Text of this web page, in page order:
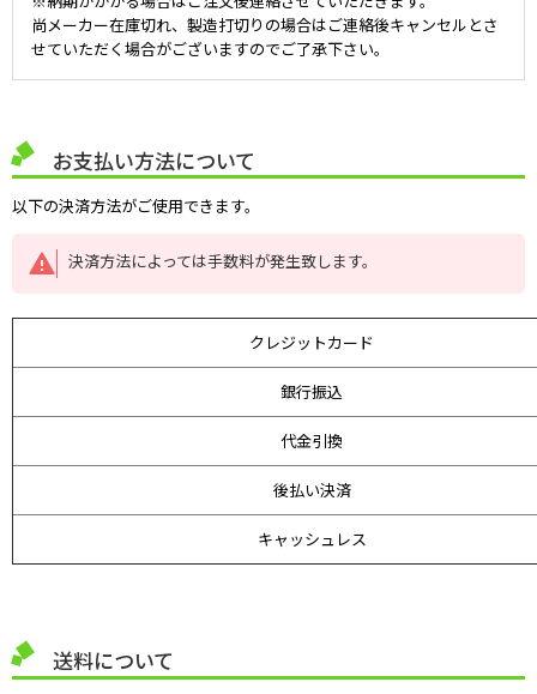
尚メーカー在庫切れ、製造打切りの場合はご連絡後キャンセルとさ
せていただく場合がございますのでご了承下さい。
お支払い方法について
以下の決済方法がご使用できます。
決済方法によっては手数料が発生致します。
クレジットカード
銀行振込
代金引換
後払い決済
キャッシュレス
送料について